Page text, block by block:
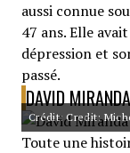
aussi connue
47 ans. Elle
dépression et
passé.
DAVID MIRANDA
Crédit: Credit:
Toute une